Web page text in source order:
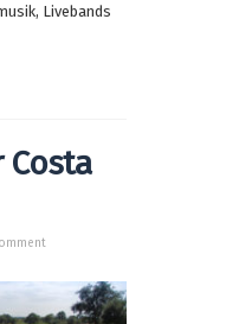
Livebands